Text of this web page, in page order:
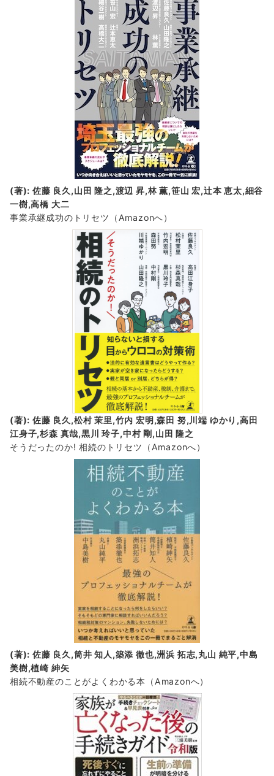
(著): 佐藤 良久,山田 隆之,渡辺 昇,林 薫,笹山 宏,辻本 恵太,細谷
一樹,高橋 大二
事業承継成功のトリセツ
（Amazonへ）
(著): 佐藤 良久,松村 茉里,竹内 宏明,森田 努,川端 ゆかり,高田
江身子,杉森 真哉,黒川 玲子,中村 剛,山田 隆之
そうだったのか! 相続のトリセツ
（Amazonへ）
(著): 佐藤 良久,筒井 知人,築添 徹也,洲浜 拓志,丸山 純平,中島
美樹,植崎 紳矢
相続不動産のことがよくわかる本（Amazonへ）